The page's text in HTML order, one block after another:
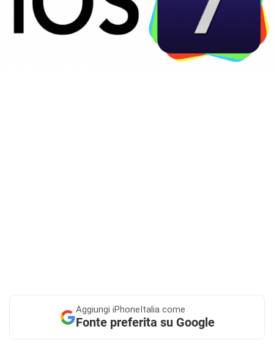
Aggiungi iPhoneItalia come
Fonte preferita su Google